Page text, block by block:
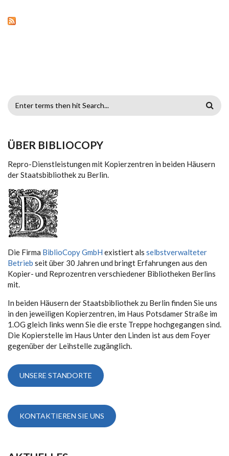
SUCHFORMULAR
ÜBER BIBLIOCOPY
Repro-Dienstleistungen mit Kopierzentren in beiden Häusern
der Staatsbibliothek zu Berlin.
Die Firma BiblioCopy GmbH existiert als selbstverwalteter
Betrieb seit über 30 Jahren und bringt Erfahrungen aus den
Kopier- und Reprozentren verschiedener Bibliotheken Berlins
mit.
In beiden Häusern der Staatsbibliothek zu Berlin finden Sie uns
in den jeweiligen Kopierzentren, im Haus Potsdamer Straße im
1.OG gleich links wenn Sie die erste Treppe hochgegangen sind.
Die Kopierstelle im Haus Unter den Linden ist aus dem Foyer
gegenüber der Leihstelle zugänglich.
UNSERE STANDORTE
KONTAKTIEREN SIE UNS